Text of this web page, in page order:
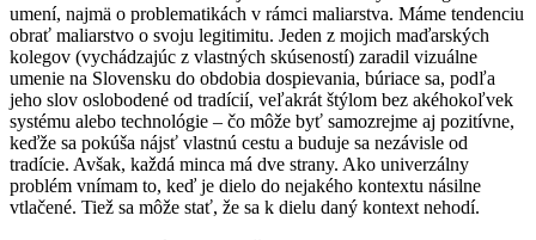
umení, najmä o problematikách v rámci maliarstva. Máme tendenciu
obrať maliarstvo o svoju legitimitu. Jeden z mojich maďarských
kolegov (vychádzajúc z vlastných skúseností) zaradil vizuálne
umenie na Slovensku do obdobia dospievania, búriace sa, podľa
jeho slov oslobodené od tradícií, veľakrát štýlom bez akéhokoľvek
systému alebo technológie – čo môže byť samozrejme aj pozitívne,
keďže sa pokúša nájsť vlastnú cestu a buduje sa nezávisle od
tradície. Avšak, každá minca má dve strany. Ako univerzálny
problém vnímam to, keď je dielo do nejakého kontextu násilne
vtlačené. Tiež sa môže stať, že sa k dielu daný kontext nehodí.